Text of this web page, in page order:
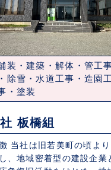
装・建築・解体・管工
除雪・水道工事・造園
・塗装
板橋組
当社は旧若美町の頃よ
、地域密着型の建設企業